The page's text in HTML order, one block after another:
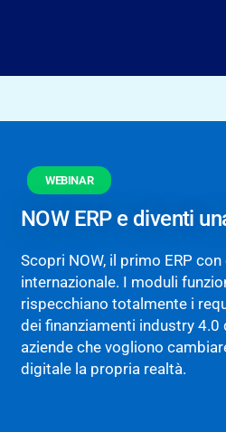
WEBINAR
NOW ERP e diventi
Scopri NOW, il primo ERP
internazionale. I moduli
rispecchiano totalmente i
dei finanziamenti industry
aziende che vogliono
digitale la propria realtà.